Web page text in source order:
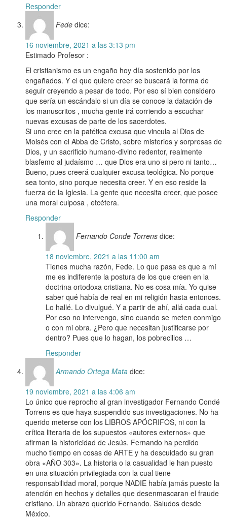
Responder
Fede dice:
16 noviembre, 2021 a las 3:13 pm
Estimado Profesor :
El cristianismo es un engaño hoy día sostenido por los
engañados. Y el que quiere creer se buscará la forma de
seguir creyendo a pesar de todo. Por eso sí bien considero
que sería un escándalo si un día se conoce la datación de
los manuscritos , mucha gente irá corriendo a escuchar
nuevas excusas de parte de los sacerdotes.
Si uno cree en la patética excusa que vincula al Dios de
Moisés con el Abba de Cristo, sobre misterios y sorpresas de
Dios, y un sacrificio humano-divino redentor, realmente
blasfemo al judaísmo … que Dios era uno si pero ni tanto…
Bueno, pues creerá cualquier excusa teológica. No porque
sea tonto, sino porque necesita creer. Y en eso reside la
fuerza de la Iglesia. La gente que necesita creer, que posee
una moral culposa , etcétera.
Responder
Fernando Conde Torrens dice:
18 noviembre, 2021 a las 11:00 am
Tienes mucha razón, Fede. Lo que pasa es que a mí
me es indiferente la postura de los que creen en la
doctrina ortodoxa cristiana. No es cosa mía. Yo quise
saber qué había de real en mi religión hasta entonces.
Lo hallé. Lo divulgué. Y a partir de ahí, allá cada cual.
Por eso no intervengo, sino cuando se meten conmigo
o con mi obra. ¿Pero que necesitan justificarse por
dentro? Pues que lo hagan, los pobrecillos …
Responder
Armando Ortega Mata dice:
19 noviembre, 2021 a las 4:06 am
Lo único que reprocho al gran investigador Fernando Condé
Torrens es que haya suspendido sus investigaciones. No ha
querido meterse con los LIBROS APÓCRIFOS, ni con la
crítica literaria de los supuestos «autores externos» que
afirman la historicidad de Jesús. Fernando ha perdido
mucho tiempo en cosas de ARTE y ha descuidado su gran
obra «AÑO 303». La historia o la casualidad le han puesto
en una situación privilegiada con la cual tiene
responsabilidad moral, porque NADIE había jamás puesto la
atención en hechos y detalles que desenmascaran el fraude
cristiano. Un abrazo querido Fernando. Saludos desde
México.